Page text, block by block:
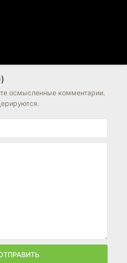
осмысленные комментарии.